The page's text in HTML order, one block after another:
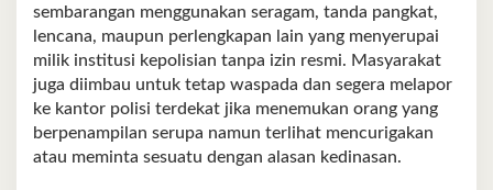
sembarangan menggunakan seragam, tanda pangkat,
lencana, maupun perlengkapan lain yang menyerupai
milik institusi kepolisian tanpa izin resmi. Masyarakat
juga diimbau untuk tetap waspada dan segera melapor
ke kantor polisi terdekat jika menemukan orang yang
berpenampilan serupa namun terlihat mencurigakan
atau meminta sesuatu dengan alasan kedinasan.